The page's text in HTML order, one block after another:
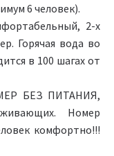
6 человек).
2-х
Горячая вода во
в 100 шагах от
БЕЗ ПИТАНИЯ,
Номер
комфортно!!!